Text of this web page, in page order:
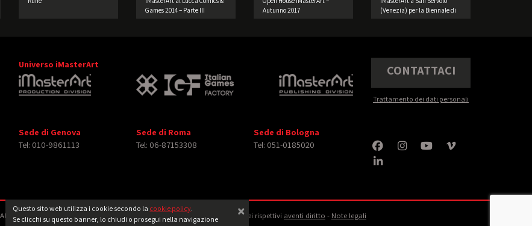
Questo sito web utilizza i cookie secondo la cookie policy.
Se clicchi su questo banner, lo chiudi o prosegui nella navigazione
×
Games 2014 – Parte III
Autunno 2017
(Venezia) per la Biennale di
Universo iMasterArt CONTATTACI
Trattamento dei dati personali
Sede di Genova
Tel: 010-9861113
Sede di Roma
Tel: 06-87153308
Sede di Bologna
Tel: 051-0185020
rights reserved. Tutti i diritti relativi ad immagini e video pubblicati sono dei rispettivi aventi diritto ‐ Note legali